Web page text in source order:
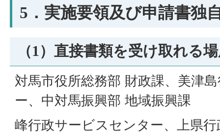
5．実施要領及び申請書独
（1）直接書類を受け取れる
対馬市役所総務部 財政課、美津
ー、中対馬振興部 地域振興課
峰行政サービスセンター、上県